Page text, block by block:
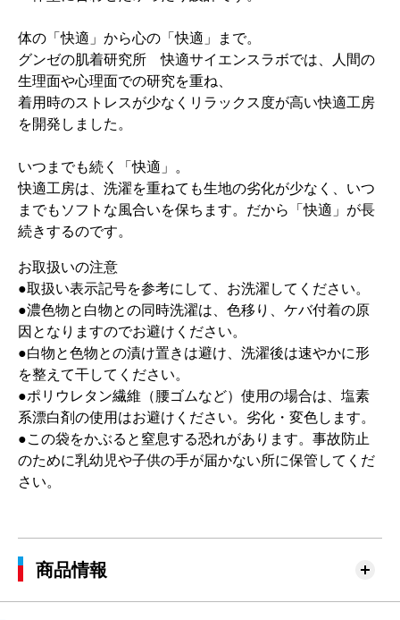
体の「快適」から心の「快適」まで。
グンゼの肌着研究所 快適サイエンスラボでは、人間の
生理面や心理面での研究を重ね、
着用時のストレスが少なくリラックス度が高い快適工房
を開発しました。
いつまでも続く「快適」。
快適工房は、洗濯を重ねても生地の劣化が少なく、いつ
までもソフトな風合いを保ちます。だから「快適」が長
続きするのです。
お取扱いの注意
●取扱い表示記号を参考にして、お洗濯してください。
●濃色物と白物との同時洗濯は、色移り、ケバ付着の原
因となりますのでお避けください。
●白物と色物との漬け置きは避け、洗濯後は速やかに形
を整えて干してください。
●ポリウレタン繊維（腰ゴムなど）使用の場合は、塩素
系漂白剤の使用はお避けください。劣化・変色します。
●この袋をかぶると窒息する恐れがあります。事故防止
のために乳幼児や子供の手が届かない所に保管してくだ
さい。
商品情報